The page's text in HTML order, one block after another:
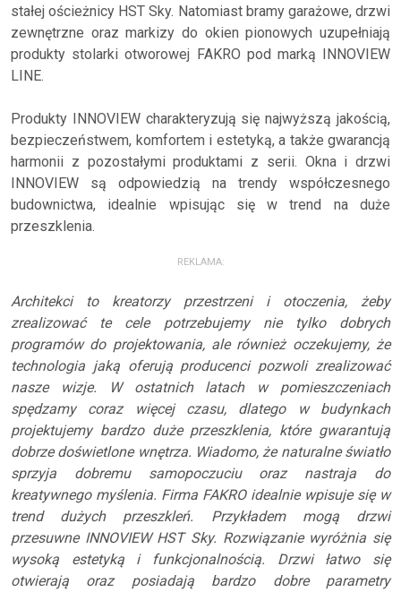
stałej ościeżnicy HST Sky. Natomiast bramy garażowe, drzwi
zewnętrzne oraz markizy do okien pionowych uzupełniają
produkty stolarki otworowej FAKRO pod marką INNOVIEW
LINE.
Produkty INNOVIEW charakteryzują się najwyższą jakością,
bezpieczeństwem, komfortem i estetyką, a także gwarancją
harmonii z pozostałymi produktami z serii. Okna i drzwi
INNOVIEW są odpowiedzią na trendy współczesnego
budownictwa, idealnie wpisując się w trend na duże
przeszklenia.
REKLAMA:
Architekci to kreatorzy przestrzeni i otoczenia, żeby
zrealizować te cele potrzebujemy nie tylko dobrych
programów do projektowania, ale również oczekujemy, że
technologia jaką oferują producenci pozwoli zrealizować
nasze wizje. W ostatnich latach w pomieszczeniach
spędzamy coraz więcej czasu, dlatego w budynkach
projektujemy bardzo duże przeszklenia, które gwarantują
dobrze doświetlone wnętrza. Wiadomo, że naturalne światło
sprzyja dobremu samopoczuciu oraz nastraja do
kreatywnego myślenia. Firma FAKRO idealnie wpisuje się w
trend dużych przeszkleń. Przykładem mogą drzwi
przesuwne INNOVIEW HST Sky. Rozwiązanie wyróżnia się
wysoką estetyką i funkcjonalnością. Drzwi łatwo się
otwierają oraz posiadają bardzo dobre parametry